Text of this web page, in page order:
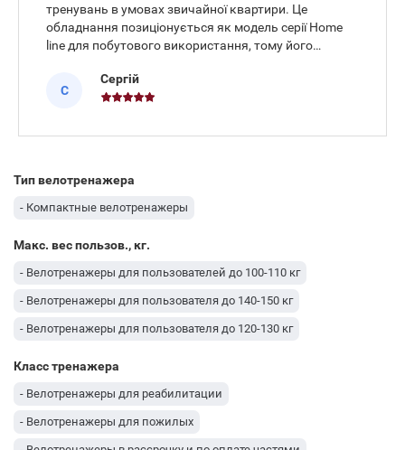
тренувань в умовах звичайної квартири. Це
обладнання позиціонується як модель серії Home
line для побутового використання, тому його
звичайні домашні потреби. Купив тут Everfit Upright
Bike BFK 350 і за два тижні р
С
Сергій
Тип велотренажера
- Компактные велотренажеры
Макс. вес пользов., кг.
- Велотренажеры для пользователей до 100-110 кг
- Велотренажеры для пользователя до 140-150 кг
- Велотренажеры для пользователя до 120-130 кг
Класс тренажера
- Велотренажеры для реабилитации
- Велотренажеры для пожилых